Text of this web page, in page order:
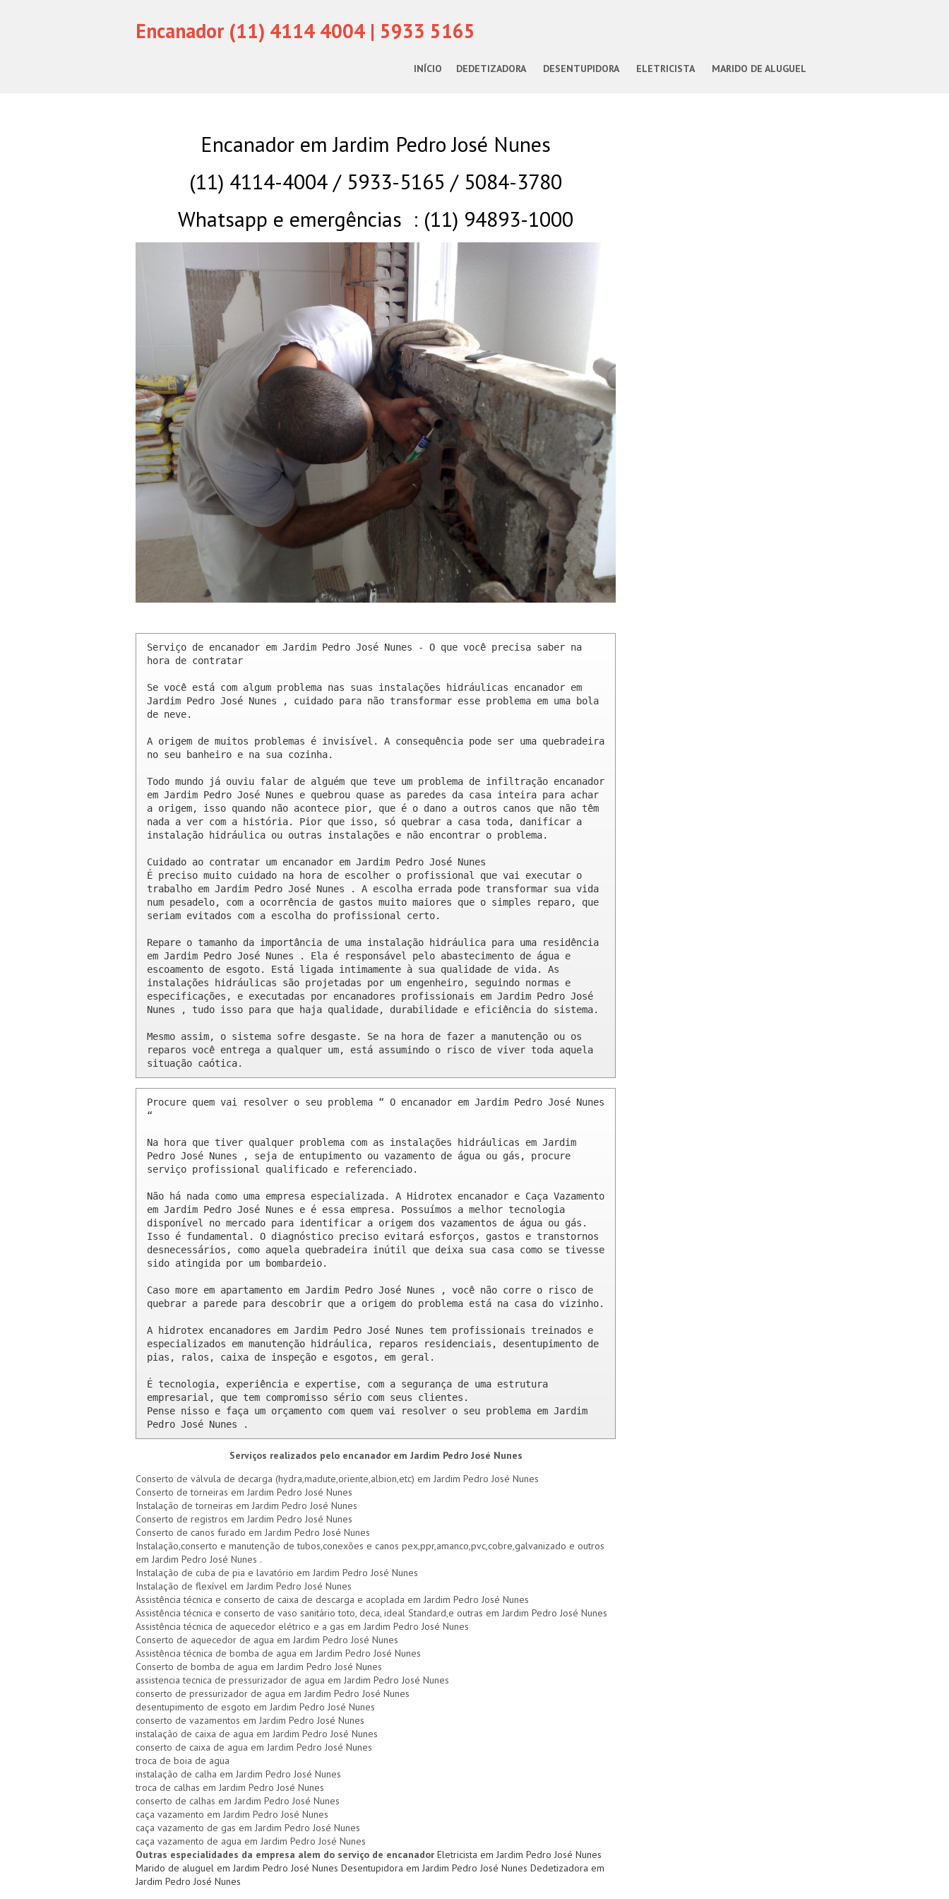
Encanador (11) 4114 4004 | 5933 5165
INÍCIO DEDETIZADORA DESENTUPIDORA ELETRICISTA MARIDO DE ALUGUEL
Encanador em Jardim Pedro José Nunes
(11) 4114-4004 / 5933-5165 / 5084-3780
Whatsapp e emergências : (11) 94893-1000
Serviço de encanador em Jardim Pedro José Nunes - O que você precisa saber na
hora de contratar
Se você está com algum problema nas suas instalações hidráulicas encanador em
Jardim Pedro José Nunes , cuidado para não transformar esse problema em uma bola
de neve.
A origem de muitos problemas é invisível. A consequência pode ser uma quebradeira
no seu banheiro e na sua cozinha.
Todo mundo já ouviu falar de alguém que teve um problema de infiltração encanador
em Jardim Pedro José Nunes e quebrou quase as paredes da casa inteira para achar
a origem, isso quando não acontece pior, que é o dano a outros canos que não têm
nada a ver com a história. Pior que isso, só quebrar a casa toda, danificar a
instalação hidráulica ou outras instalações e não encontrar o problema.
Cuidado ao contratar um encanador em Jardim Pedro José Nunes
É preciso muito cuidado na hora de escolher o profissional que vai executar o
trabalho em Jardim Pedro José Nunes . A escolha errada pode transformar sua vida
num pesadelo, com a ocorrência de gastos muito maiores que o simples reparo, que
seriam evitados com a escolha do profissional certo.
Repare o tamanho da importância de uma instalação hidráulica para uma residência
em Jardim Pedro José Nunes . Ela é responsável pelo abastecimento de água e
escoamento de esgoto. Está ligada intimamente à sua qualidade de vida. As
instalações hidráulicas são projetadas por um engenheiro, seguindo normas e
especificações, e executadas por encanadores profissionais em Jardim Pedro José
Nunes , tudo isso para que haja qualidade, durabilidade e eficiência do sistema.
Mesmo assim, o sistema sofre desgaste. Se na hora de fazer a manutenção ou os
reparos você entrega a qualquer um, está assumindo o risco de viver toda aquela
situação caótica.
Procure quem vai resolver o seu problema “ O encanador em Jardim Pedro José Nunes
“
Na hora que tiver qualquer problema com as instalações hidráulicas em Jardim
Pedro José Nunes , seja de entupimento ou vazamento de água ou gás, procure
serviço profissional qualificado e referenciado.
Não há nada como uma empresa especializada. A Hidrotex encanador e Caça Vazamento
em Jardim Pedro José Nunes e é essa empresa. Possuímos a melhor tecnologia
disponível no mercado para identificar a origem dos vazamentos de água ou gás.
Isso é fundamental. O diagnóstico preciso evitará esforços, gastos e transtornos
desnecessários, como aquela quebradeira inútil que deixa sua casa como se tivesse
sido atingida por um bombardeio.
Caso more em apartamento em Jardim Pedro José Nunes , você não corre o risco de
quebrar a parede para descobrir que a origem do problema está na casa do vizinho.
A hidrotex encanadores em Jardim Pedro José Nunes tem profissionais treinados e
especializados em manutenção hidráulica, reparos residenciais, desentupimento de
pias, ralos, caixa de inspeção e esgotos, em geral.
É tecnologia, experiência e expertise, com a segurança de uma estrutura
empresarial, que tem compromisso sério com seus clientes.
Pense nisso e faça um orçamento com quem vai resolver o seu problema em Jardim
Pedro José Nunes .
Serviços realizados pelo encanador em Jardim Pedro José Nunes
Conserto de válvula de decarga (hydra,madute,oriente,albion,etc) em Jardim Pedro José Nunes
Conserto de torneiras em Jardim Pedro José Nunes
Instalação de torneiras em Jardim Pedro José Nunes
Conserto de registros em Jardim Pedro José Nunes
Conserto de canos furado em Jardim Pedro José Nunes
Instalação,conserto e manutenção de tubos,conexões e canos pex,ppr,amanco,pvc,cobre,galvanizado e outros
em Jardim Pedro José Nunes .
Instalação de cuba de pia e lavatório em Jardim Pedro José Nunes
Instalação de flexível em Jardim Pedro José Nunes
Assistência técnica e conserto de caixa de descarga e acoplada em Jardim Pedro José Nunes
Assistência técnica e conserto de vaso sanitário toto, deca, ideal Standard,e outras em Jardim Pedro José Nunes
Assistência técnica de aquecedor elétrico e a gas em Jardim Pedro José Nunes
Conserto de aquecedor de agua em Jardim Pedro José Nunes
Assistência técnica de bomba de agua em Jardim Pedro José Nunes
Conserto de bomba de agua em Jardim Pedro José Nunes
assistencia tecnica de pressurizador de agua em Jardim Pedro José Nunes
conserto de pressurizador de agua em Jardim Pedro José Nunes
desentupimento de esgoto em Jardim Pedro José Nunes
conserto de vazamentos em Jardim Pedro José Nunes
instalação de caixa de agua em Jardim Pedro José Nunes
conserto de caixa de agua em Jardim Pedro José Nunes
troca de boia de agua
instalação de calha em Jardim Pedro José Nunes
troca de calhas em Jardim Pedro José Nunes
conserto de calhas em Jardim Pedro José Nunes
caça vazamento em Jardim Pedro José Nunes
caça vazamento de gas em Jardim Pedro José Nunes
caça vazamento de agua em Jardim Pedro José Nunes
Outras especialidades da empresa alem do serviço de encanador Eletricista em Jardim Pedro José Nunes
Marido de aluguel em Jardim Pedro José Nunes Desentupidora em Jardim Pedro José Nunes Dedetizadora em
Jardim Pedro José Nunes